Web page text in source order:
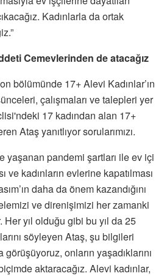
Kadınlarla da ortak
Cemevlerinden de atacağız
bölümünde 17+ Alevi Kadınlar’ın
çalışmaları ve talepleri yer
17 kadından alan 17+
Ataş yanıtlıyor sorularımızı.
yaşanan pandemi şartları ile ev içi
ve kadınların evlerine kapatılması
daha da önem kazandığını
ve direnişimizi her zamanki
yıl olduğu gibi bu yıl da 25
söyleyen Ataş, şu bilgileri
onların yaşadıklarını
aktaracağız. Alevi kadınlar,